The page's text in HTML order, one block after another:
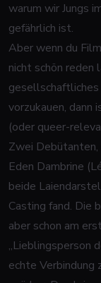
warum wir Jungs
gefährlich ist.
Aber wenn du
nicht schön reden
gesellschaftliches
vorzukauen, dann
(oder queer-
Zwei Debütanten,
Eden Dambrine
beide
Casting fand. Die
aber schon am
„Lieblingsperson
echte Verbindung